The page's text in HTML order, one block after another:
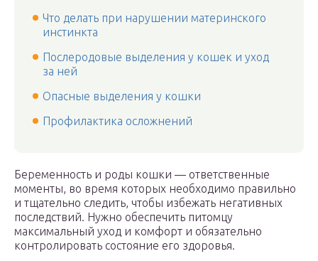
Что делать при нарушении материнского
инстинкта
Послеродовые выделения у кошек и уход
за ней
Опасные выделения у кошки
Профилактика осложнений
Беременность и роды кошки — ответственные
моменты, во время которых необходимо правильно
и тщательно следить, чтобы избежать негативных
последствий. Нужно обеспечить питомцу
максимальный уход и комфорт и обязательно
контролировать состояние его здоровья.